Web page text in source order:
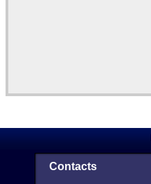
Contacts